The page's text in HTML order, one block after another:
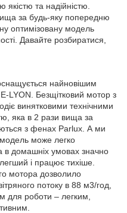
якістю та надійністю.
за будь-яку попередню
оптимізовану модель
Давайте розбиратися,
найновішим
LYON. Безщітковий мотор з
винятковими технічними
яка в 2 рази вища за
з фенах Parlux. А ми
може легко
в домашніх умовах значно
і працює тихіше.
мотора дозволило
потоку в 88 м3/год,
для роботи – легким,